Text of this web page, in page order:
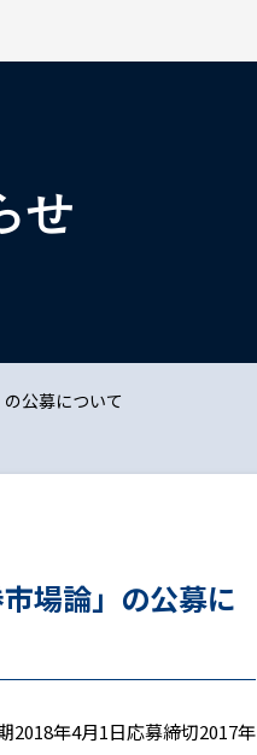
せ
公募について
場論」の公募に
2018年4月1日応募締切2017年